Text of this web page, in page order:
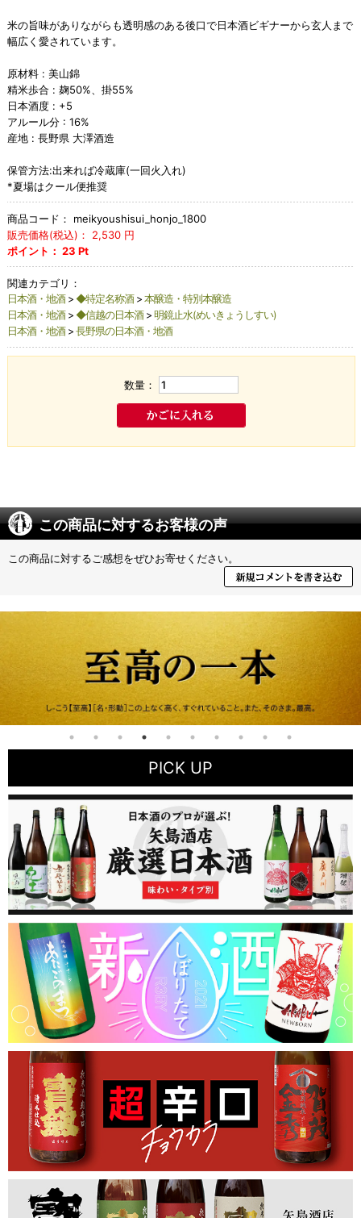
米の旨味がありながらも透明感のある後口で日本酒ビギナーから玄人まで
幅広く愛されています。
原材料 : 美山錦
精米歩合 : 麹50%、掛55%
日本酒度 : +5
アルール分 : 16%
産地 : 長野県 大澤酒造
保管方法:出来れば冷蔵庫(一回火入れ)
*夏場はクール便推奨
商品コード：
meikyoushisui_honjo_1800
販売価格(税込)：
2,530円
ポイント： 23 Pt
関連カテゴリ：
日本酒・地酒> ◆特定名称酒> 本醸造・特別本醸造
日本酒・地酒> ◆信越の日本酒> 明鏡止水(めいきょうしすい)
日本酒・地酒> 長野県の日本酒・地酒
数量：
この商品に対するお客様の声
この商品に対するご感想をぜひお寄せください。
PICK UP